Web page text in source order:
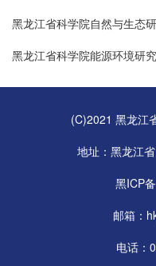
黑龙江省科学院自然与生态
黑龙江省科学院能源环境研
(C)2021 黑龙江
地址：黑龙江
黑ICP
邮箱：
电话：